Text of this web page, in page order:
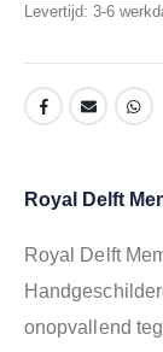
Levertijd: 3-6
Royal Delft
Royal Delft
onopvallend